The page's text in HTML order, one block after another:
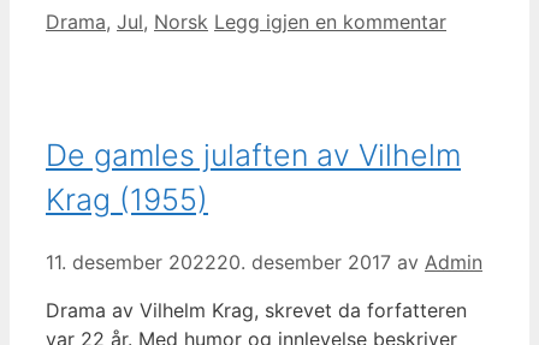
Kategorier
Drama, Jul, Norsk Legg igjen en kommentar
De gamles julaften av Vilhelm
Krag (1955)
11. desember 202220. desember 2017 av Admin
Drama av Vilhelm Krag, skrevet da forfatteren
var 22 år. Med humor og innlevelse beskriver